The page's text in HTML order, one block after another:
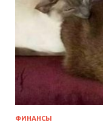
ФИНАНСЫ